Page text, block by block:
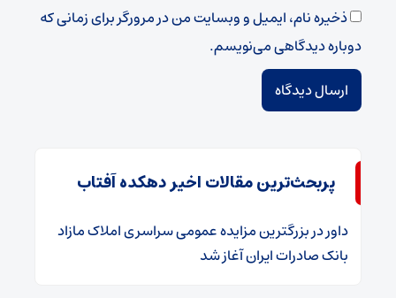
ذخیره نام، ایمیل و وبسایت من در مرورگر برای زمانی که
دوباره دیدگاهی می‌نویسم.
پربحث‌ترین مقالات اخیر دهکده آفتاب
داوردر​بزرگترین مزایده عمومی سراسری املاک مازاد
بانک صادرات ایران آغاز شد